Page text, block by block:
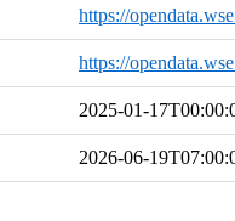
https://
https://
2025-01-
2026-06-